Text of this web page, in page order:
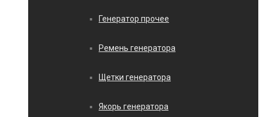
Генератор прочее
Ремень генератора
Щетки генератора
Якорь генератора